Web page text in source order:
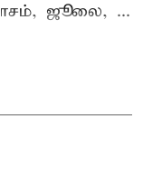
ஜூலை, ...